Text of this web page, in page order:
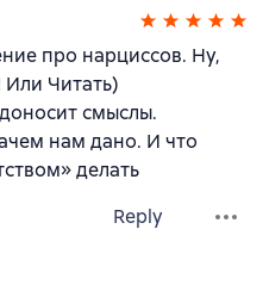
про нарциссов. Ну,
Или Читать)
смыслы.
нам дано. И что
делать
Reply